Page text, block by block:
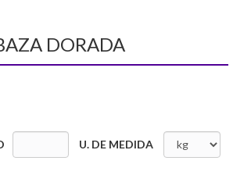
DORADA
U. DE MEDIDA